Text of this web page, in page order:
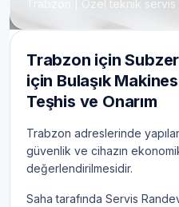
Trabzon | Özel teknik
Trabzon için
için Bulaşık
Teşhis ve Onarım
Trabzon adreslerinde
güvenlik ve cihazın
değerlendirilmesidir.
Saha tarafında Servis